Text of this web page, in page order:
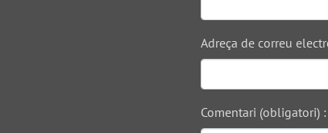
Adreça de correu
Comentari (obligatori) :